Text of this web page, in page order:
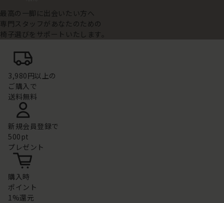
最高の一脚に出会いたい方へ
専門スタッフがあなたのための
椅子選びをサポートいたします。
3,980円以上の
ご購入で
送料無料
新規会員登録で
500pt
プレゼント
購入時
ポイント
1%還元